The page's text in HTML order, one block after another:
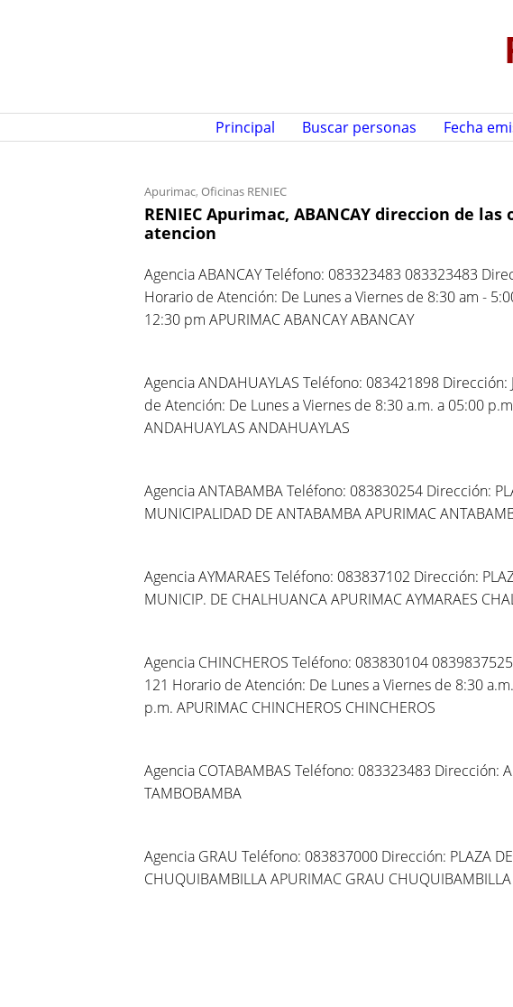
c
Principal
Buscar personas Fecha
Apurimac, Oficinas RENIEC
RENIEC Apurimac, ABANCAY direccion de
atencion
Agencia ABANCAY Teléfono: 083323483 083323483
Horario de Atención: De Lunes a Viernes de 8:30 am -
12:30 pm APURIMAC ABANCAY ABANCAY
Agencia ANDAHUAYLAS Teléfono: 083421898 Dirección:
de Atención: De Lunes a Viernes de 8:30 a.m. a 05:00
ANDAHUAYLAS ANDAHUAYLAS
Agencia ANTABAMBA Teléfono: 083830254 Dirección:
MUNICIPALIDAD DE ANTABAMBA APURIMAC
Agencia AYMARAES Teléfono: 083837102 Dirección:
MUNICIP. DE CHALHUANCA APURIMAC AYMARAES
Agencia CHINCHEROS Teléfono: 083830104
121 Horario de Atención: De Lunes a Viernes de 8:30
p.m. APURIMAC CHINCHEROS CHINCHEROS
Agencia COTABAMBAS Teléfono: 083323483 Dirección:
TAMBOBAMBA
Agencia GRAU Teléfono: 083837000 Dirección: PLAZA
CHUQUIBAMBILLA APURIMAC GRAU CHUQUIBAMBILLA